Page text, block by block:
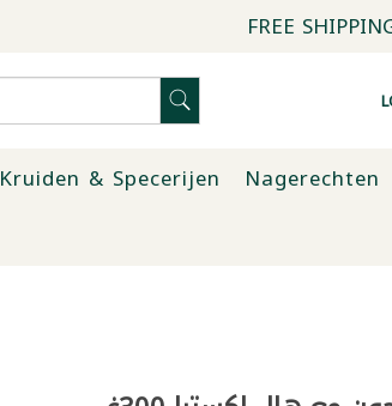
FREE
Kruiden & Specerijen Nagerechten